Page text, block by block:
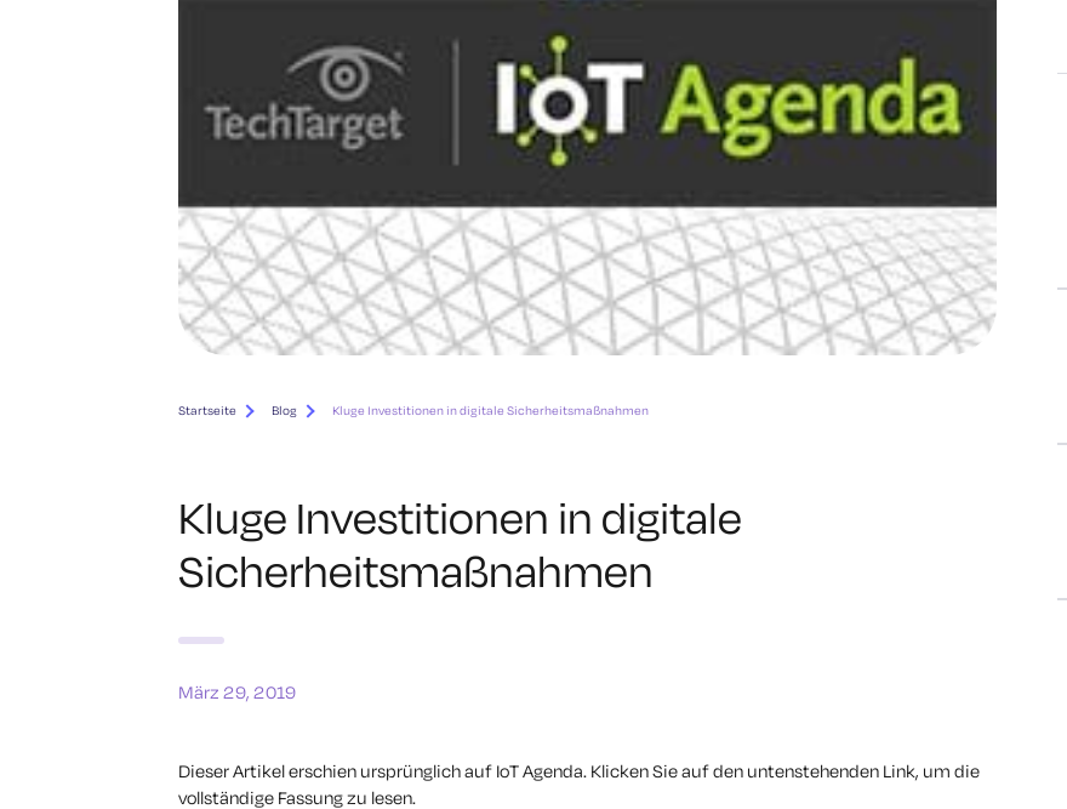
Startseite Blog Kluge Investitionen in digitale Sicherheitsmaßnahmen
Kluge Investitionen in digitale
Sicherheitsmaßnahmen
März 29, 2019
Dieser Artikel erschien ursprünglich auf IoT Agenda. Klicken Sie auf den untenstehenden Link, um die
vollständige Fassung zu lesen.